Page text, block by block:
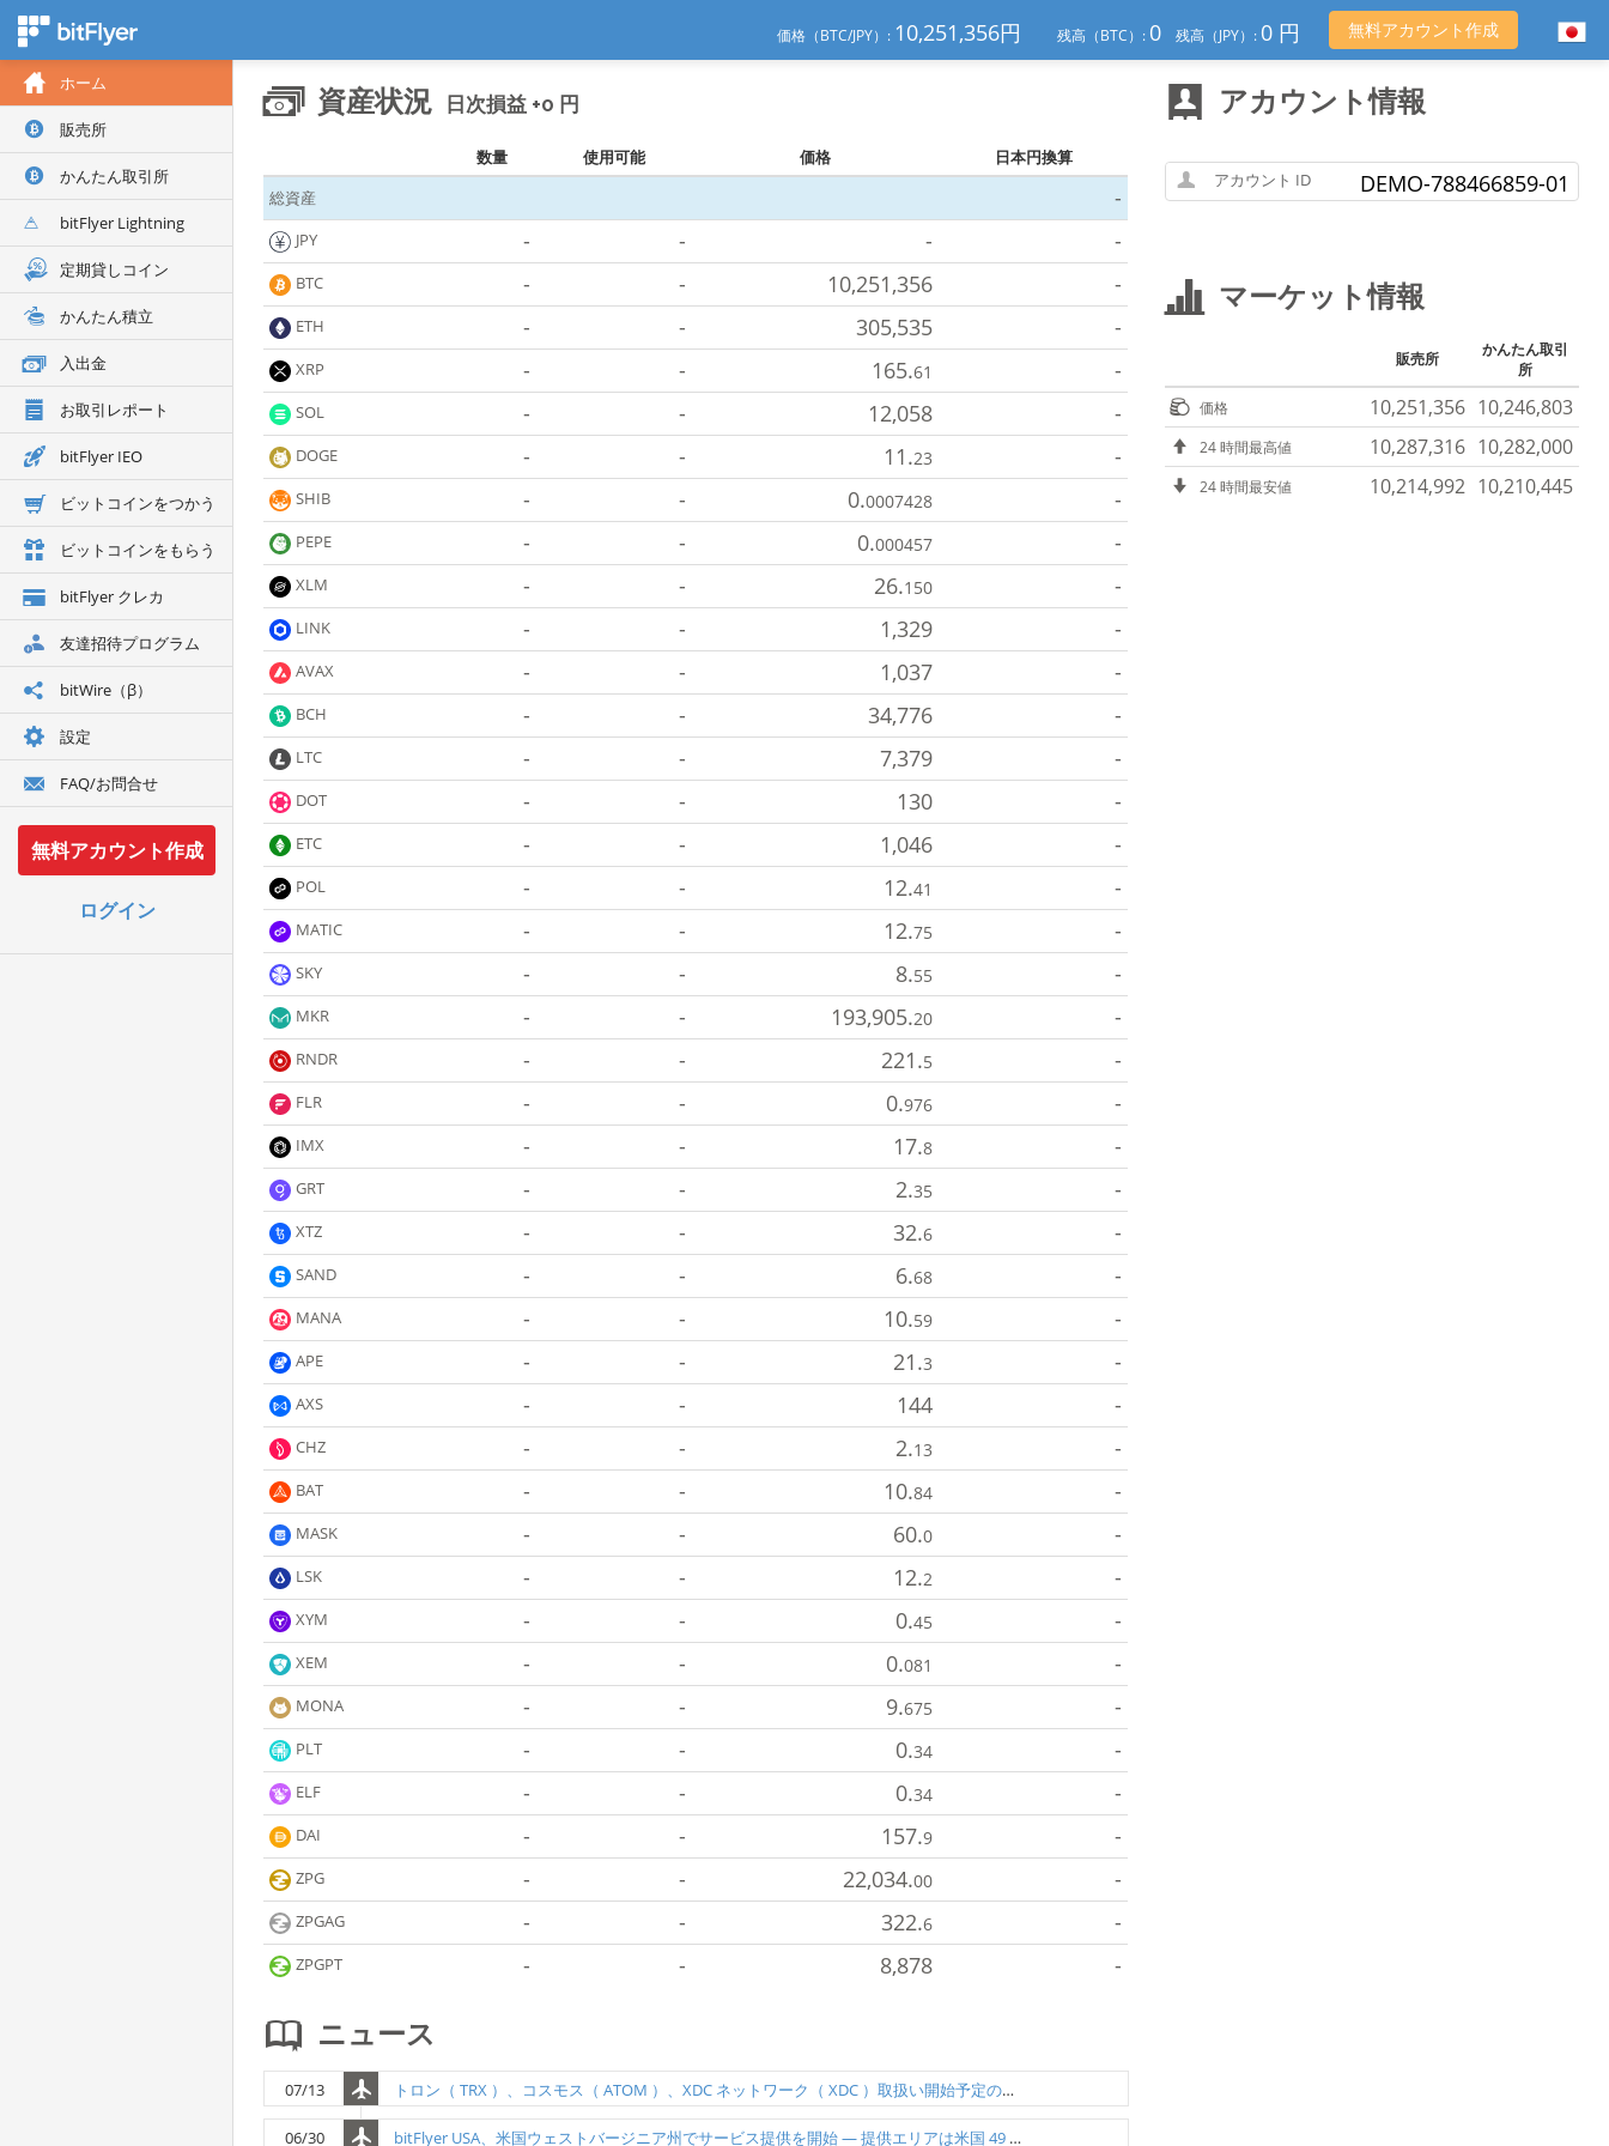
価格（BTC/JPY）: 10,251,356円 残高（BTC）: 0 残高（JPY）: 0 円 無料アカウント作成
ホーム
販売所
かんたん取引所
bitFlyer Lightning
定期貸しコイン
かんたん積立
入出金
お取引レポート
bitFlyer IEO
ビットコインをつかう
ビットコインをもらう
bitFlyer クレカ
友達招待プログラム
bitWire（β）
設定
FAQ/お問合せ
無料アカウント作成
ログイン
アカウント情報
DEMO-788466859-01
アカウント ID
マーケット情報
販売所
かんたん取引
所
価格
10,251,356 10,246,803
24 時間最高値 10,287,316 10,282,000
24 時間最安値 10,214,992 10,210,445
資産状況 日次損益 +0 円
数量 使用可能 価格
日本円換算
総資産
-
JPY - - - -
BTC - - 10,251,356 -
ETH - - 305,535 -
XRP - - 165.61 -
SOL - - 12,058 -
DOGE - - 11.23 -
SHIB - - 0.0007428 -
PEPE - - 0.000457 -
XLM - - 26.150 -
LINK - - 1,329 -
AVAX - - 1,037 -
BCH - - 34,776 -
LTC - - 7,379 -
DOT - - 130 -
ETC - - 1,046 -
POL - - 12.41 -
MATIC - - 12.75 -
SKY - - 8.55 -
MKR - - 193,905.20 -
RNDR - - 221.5 -
FLR - - 0.976 -
IMX - - 17.8 -
GRT - - 2.35 -
XTZ - - 32.6 -
SAND - - 6.68 -
MANA - - 10.59 -
APE - - 21.3 -
AXS - - 144 -
CHZ - - 2.13 -
BAT - - 10.84 -
MASK - - 60.0 -
LSK - - 12.2 -
XYM - - 0.45 -
XEM - - 0.081 -
MONA - - 9.675 -
PLT - - 0.34 -
ELF - - 0.34 -
DAI - - 157.9 -
ZPG - - 22,034.00 -
ZPGAG - - 322.6 -
ZPGPT - - 8,878 -
ニュース
07/13 トロン（ TRX ）、コスモス（ ATOM ）、XDC ネットワーク（ XDC ）取扱い開始予定のお知らせ
06/30 bitFlyer USA、米国ウェストバージニア州でサービス提供を開始 ― 提供エリアは米国 49 州・ワシントン D.C. に拡大 ―